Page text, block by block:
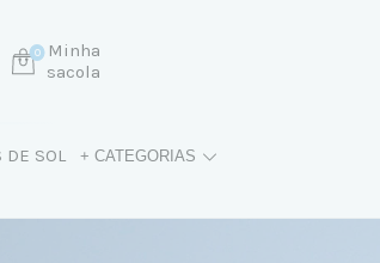
Minha
sacola
0
DE SOL + CATEGORIAS